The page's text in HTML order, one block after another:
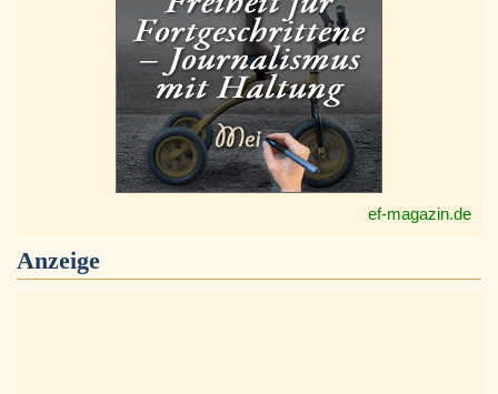
ef-magazin.de
Anzeige